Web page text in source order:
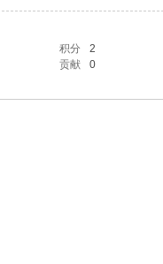
积分
2
贡献 0